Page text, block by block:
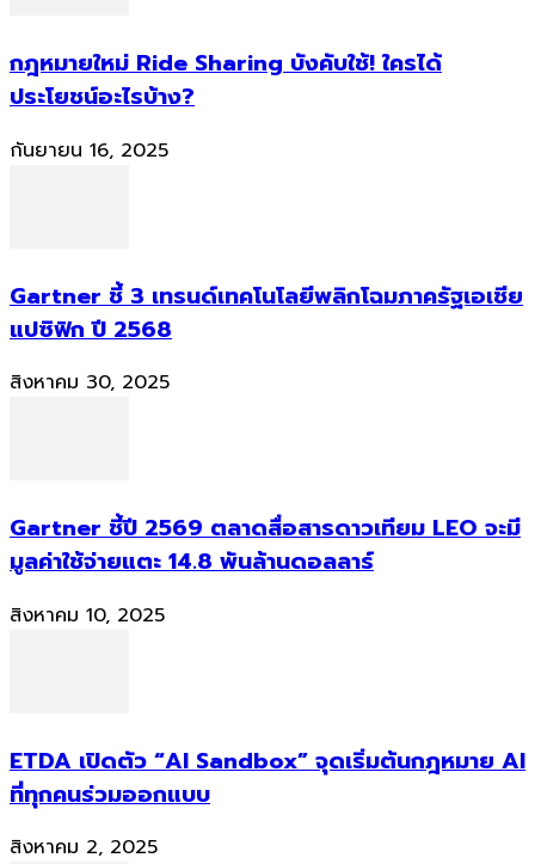
กฎหมายใหม่ Ride Sharing บังคับใช้! ใครได้
ประโยชน์อะไรบ้าง?
กันยายน 16, 2025
Gartner ชี้ 3 เทรนด์เทคโนโลยีพลิกโฉมภาครัฐเอเชีย
แปซิฟิก ปี 2568
สิงหาคม 30, 2025
Gartner ชี้ปี 2569 ตลาดสื่อสารดาวเทียม LEO จะมี
มูลค่าใช้จ่ายแตะ 14.8 พันล้านดอลลาร์
สิงหาคม 10, 2025
ETDA เปิดตัว “AI Sandbox” จุดเริ่มต้นกฎหมาย AI
ที่ทุกคนร่วมออกแบบ
สิงหาคม 2, 2025